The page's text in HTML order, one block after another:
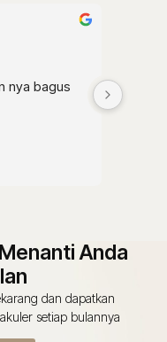
nya bagus
Anda
dan dapatkan
setiap bulannya